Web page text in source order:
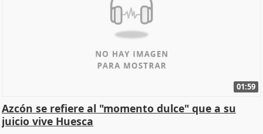
01:59
Azcón se refiere al "momento dulce" que a su
juicio vive Huesca